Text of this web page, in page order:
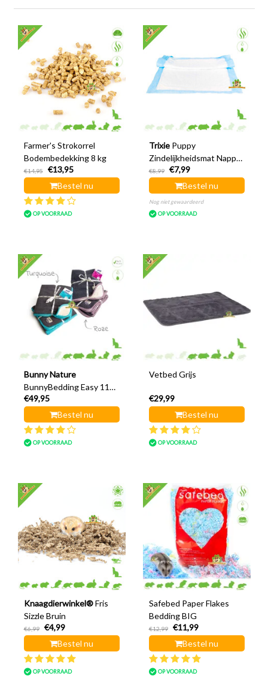
Farmer's Strokorrel
Bodembedekking 8 kg
€14,95
€13,95
Bestel nu
OP VOORRAAD
Trixie Puppy
Zindelijkheidsmat Nappy
Plasmat
€8,99
€7,99
Bestel nu
Nog niet gewaardeerd
OP VOORRAAD
Bunny Nature
BunnyBedding Easy 112
cm
€49,95
Bestel nu
OP VOORRAAD
Vetbed Grijs
€29,99
Bestel nu
OP VOORRAAD
Knaagdierwinkel® Fris
Sizzle Bruin
€6,99
€4,99
Bestel nu
OP VOORRAAD
Safebed Paper Flakes
Bedding BIG
€12,99
€11,99
Bestel nu
OP VOORRAAD